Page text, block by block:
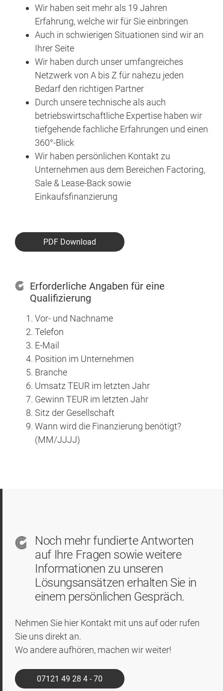
Wir haben seit mehr als 19 Jahren
Erfahrung, welche wir für Sie einbringen
Auch in schwierigen Situationen sind wir an
Ihrer Seite
Wir haben durch unser umfangreiches
Netzwerk von A bis Z für nahezu jeden
Bedarf den richtigen Partner
Durch unsere technische als auch
betriebswirtschaftliche Expertise haben wir
tiefgehende fachliche Erfahrungen und einen
360°-Blick
Wir haben persönlichen Kontakt zu
Unternehmen aus dem Bereichen Factoring,
Sale & Lease-Back sowie
Einkaufsfinanzierung
PDF Download
Erforderliche Angaben für eine
Qualifizierung
Vor- und Nachname
Telefon
E-Mail
Position im Unternehmen
Branche
Umsatz TEUR im letzten Jahr
Gewinn TEUR im letzten Jahr
Sitz der Gesellschaft
Wann wird die Finanzierung benötigt?
(MM/JJJJ)
Noch mehr fundierte Antworten
auf Ihre Fragen sowie weitere
Informationen zu unseren
Lösungsansätzen erhalten Sie in
einem persönlichen Gespräch.
Nehmen Sie hier Kontakt mit uns auf oder rufen
Sie uns direkt an.
Wo andere aufhören, machen wir weiter!
07121 49 28 4 - 70